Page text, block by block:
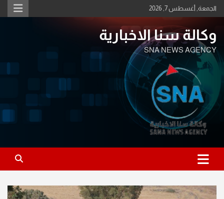
Skip
to
الجمعة, أغسطس 7, 2026
وكالة سنا الاخبارية
SNA NEWS AGENCY